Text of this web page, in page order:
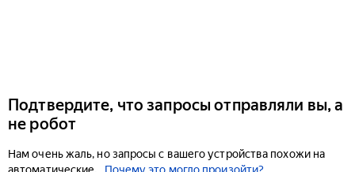
Подтвердите, что запросы отправляли вы, а
не робот
Нам очень жаль, но запросы с вашего устройства похожи на